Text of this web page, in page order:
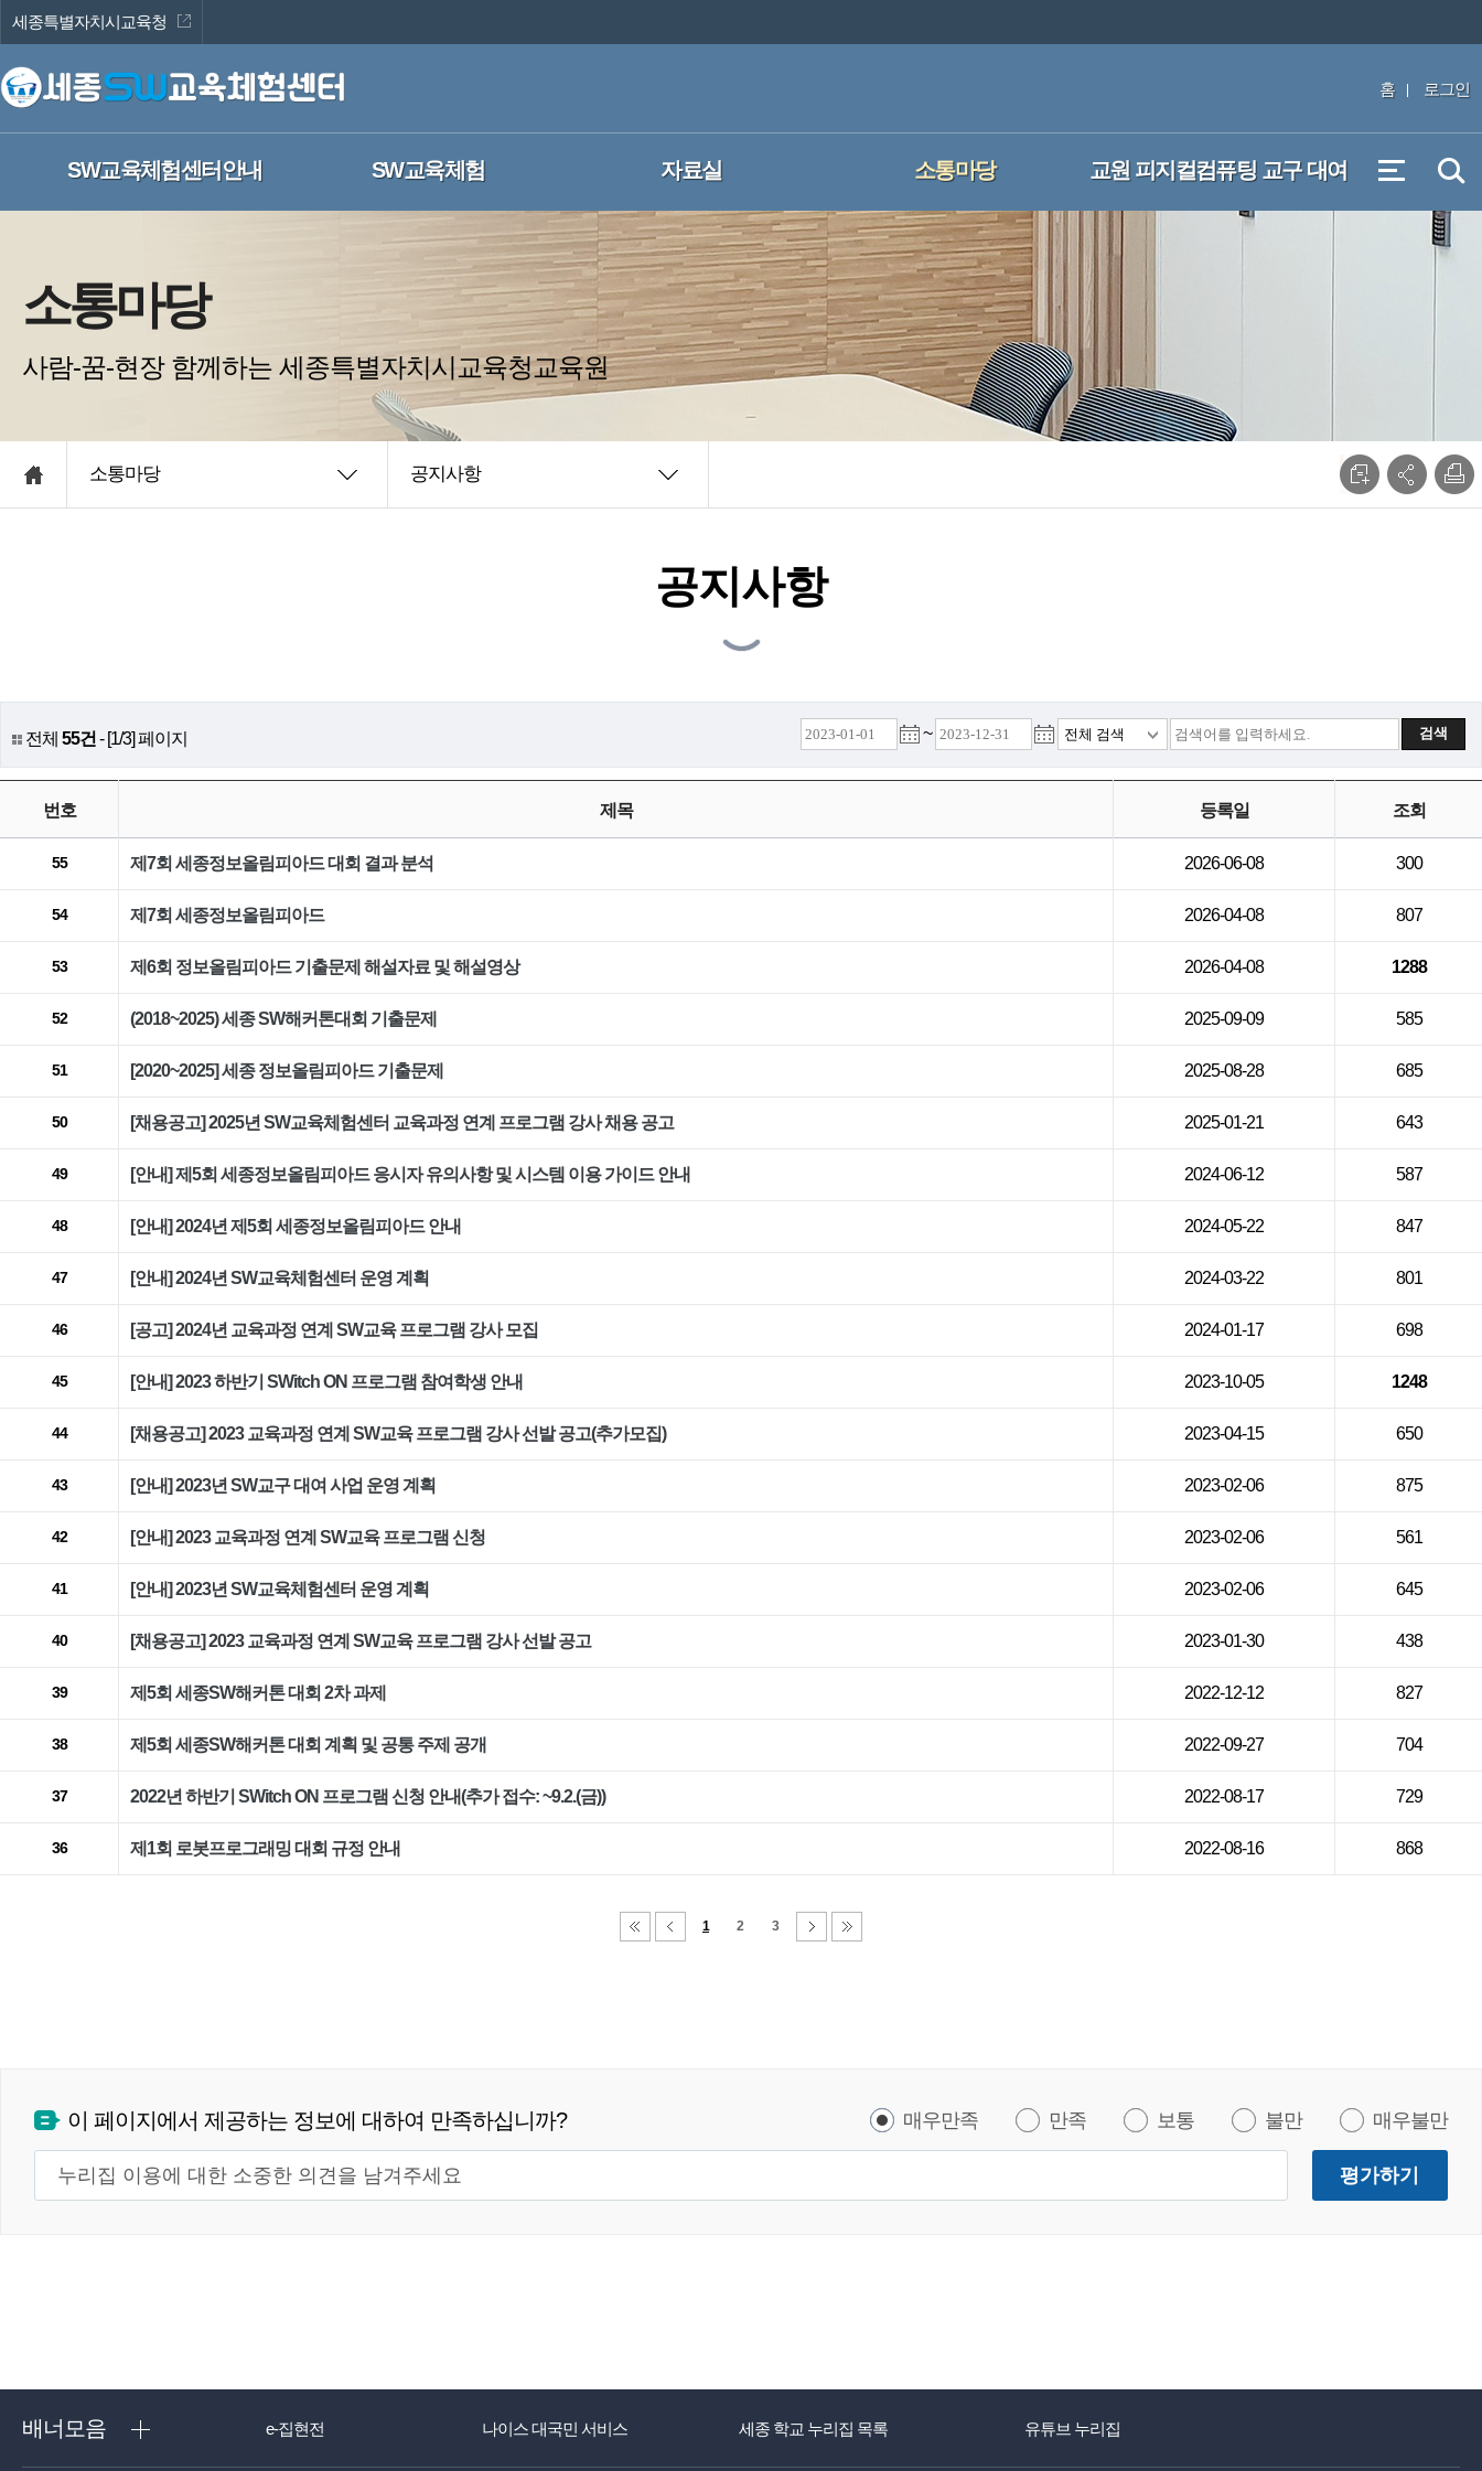
세종특별자치시교육청
홈 로그인
SW교육체험센터안내 SW교육체험 자료실 소통마당 교원 피지컬컴퓨팅 교구 대여
소통마당
사람-꿈-현장 함께하는 세종특별자치시교육청교육원
소통마당 공지사항
공지사항
전체 55건 - [1/3] 페이지 ~ 검색
번호 제목 등록일 조회
55 제7회 세종정보올림피아드 대회 결과 분석 2026-06-08 300
54 제7회 세종정보올림피아드 2026-04-08 807
53 제6회 정보올림피아드 기출문제 해설자료 및 해설영상 2026-04-08 1288
52 (2018~2025) 세종 SW해커톤대회 기출문제 2025-09-09 585
51 [2020~2025] 세종 정보올림피아드 기출문제 2025-08-28 685
50 [채용공고] 2025년 SW교육체험센터 교육과정 연계 프로그램 강사 채용 공고 2025-01-21 643
49 [안내] 제5회 세종정보올림피아드 응시자 유의사항 및 시스템 이용 가이드 안내 2024-06-12 587
48 [안내] 2024년 제5회 세종정보올림피아드 안내 2024-05-22 847
47 [안내] 2024년 SW교육체험센터 운영 계획 2024-03-22 801
46 [공고] 2024년 교육과정 연계 SW교육 프로그램 강사 모집 2024-01-17 698
45 [안내] 2023 하반기 SWitch ON 프로그램 참여학생 안내 2023-10-05 1248
44 [채용공고] 2023 교육과정 연계 SW교육 프로그램 강사 선발 공고(추가모집) 2023-04-15 650
43 [안내] 2023년 SW교구 대여 사업 운영 계획 2023-02-06 875
42 [안내] 2023 교육과정 연계 SW교육 프로그램 신청 2023-02-06 561
41 [안내] 2023년 SW교육체험센터 운영 계획 2023-02-06 645
40 [채용공고] 2023 교육과정 연계 SW교육 프로그램 강사 선발 공고 2023-01-30 438
39 제5회 세종SW해커톤 대회 2차 과제 2022-12-12 827
38 제5회 세종SW해커톤 대회 계획 및 공통 주제 공개 2022-09-27 704
37 2022년 하반기 SWitch ON 프로그램 신청 안내(추가 접수: ~9.2.(금)) 2022-08-17 729
36 제1회 로봇프로그래밍 대회 규정 안내 2022-08-16 868
1 2 3
이 페이지에서 제공하는 정보에 대하여 만족하십니까? 매우만족 만족 보통 불만 매우불만
평가하기
배너모음 e-집현전 나이스 대국민 서비스 세종 학교 누리집 목록 유튜브 누리집